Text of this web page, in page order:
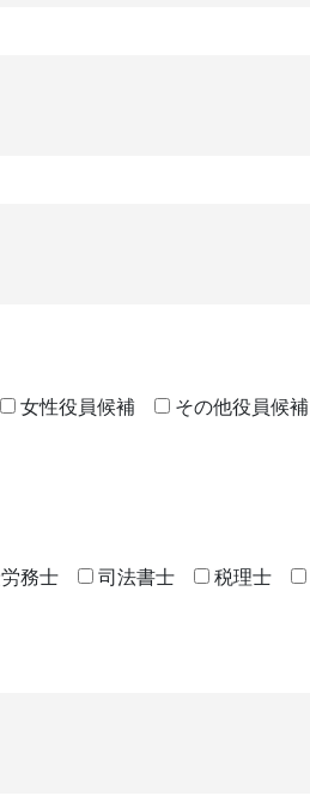
女性役員候補 その他役員候補
務士 司法書士 税理士